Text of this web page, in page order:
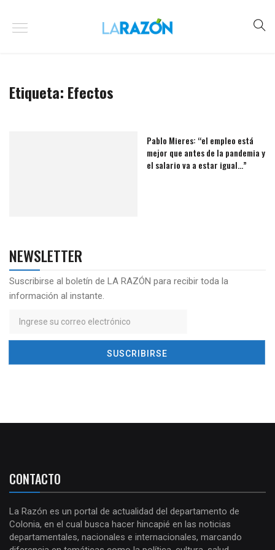
Etiqueta: Efectos
Pablo Mieres: “el empleo está
mejor que antes de la pandemia y
el salario va a estar igual…”
NEWSLETTER
Suscribirse al boletín de LA RAZÓN para recibir toda la
información al instante.
CONTACTO
La Razón es un portal de actualidad del departamento de
Colonia, en el cual busca hacer hincapié en las noticias
departamentales, nacionales e internacionales, marcando